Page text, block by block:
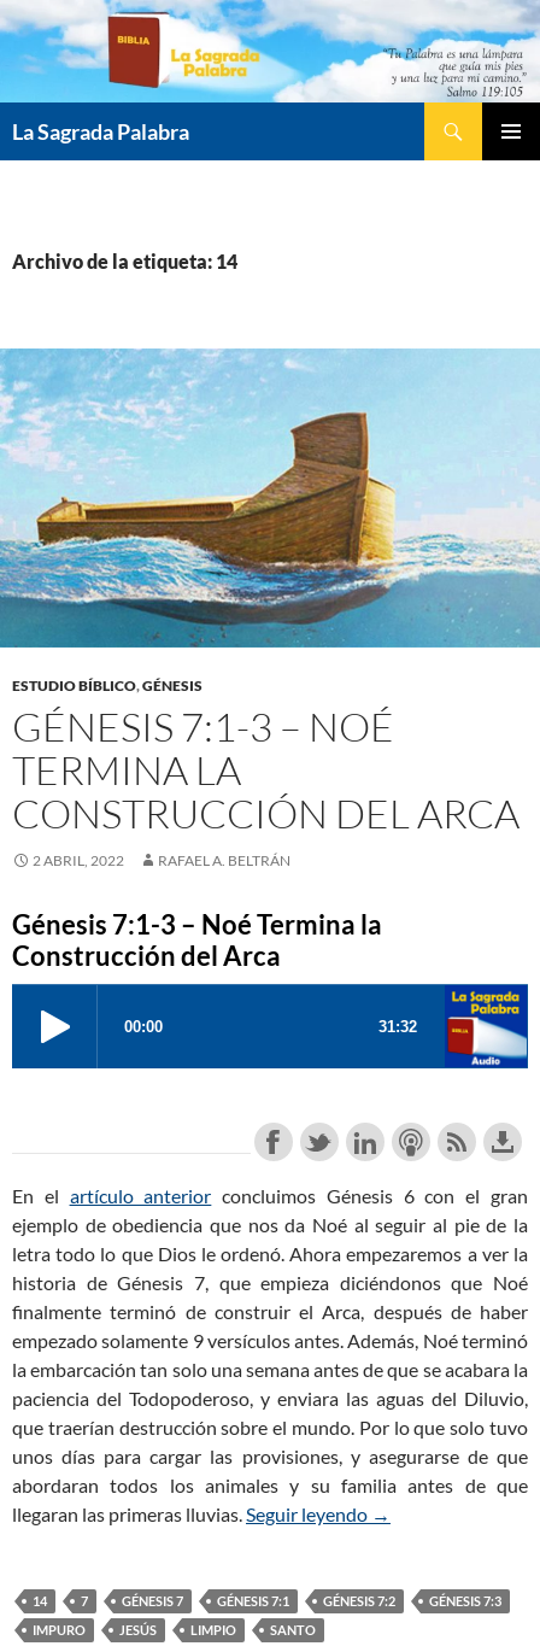
Saltar
contenido
La Sagrada Palabra
Archivo de la etiqueta: 14
ESTUDIO BÍBLICO,GÉNESIS
GÉNESIS 7:1-3 – NOÉ
TERMINA LA
CONSTRUCCIÓN DEL ARCA
2 ABRIL, 2022 RAFAEL A. BELTRÁN
Génesis 7:1-3 – Noé Termina la
Construcción del Arca
En el artículo anterior concluimos Génesis 6con el gran
ejemplo de obediencia que nos da Noé al seguir al pie de la
letra todo lo que Dios le ordenó. Ahora empezaremos a ver la
historia de Génesis 7, que empieza diciéndonos que Noé
finalmente terminó de construir el Arca, después de haber
empezado solamente 9 versículos antes. Además, Noé terminó
la embarcación tan solo una semana antes de que se acabara la
paciencia del Todopoderoso, y enviara las aguas del Diluvio,
que traerían destrucción sobre el mundo. Por lo que solo tuvo
unos días para cargar las provisiones, y asegurarse de que
abordaran todos los animales y su familia antes de que
llegaran las primeras lluvias.Seguir leyendo Génesis 7:1-3 –
→
14 7 GÉNESIS 7 GÉNESIS 7:1 GÉNESIS 7:2
GÉNESIS 7:3
IMPURO
JESÚS LIMPIO SANTO